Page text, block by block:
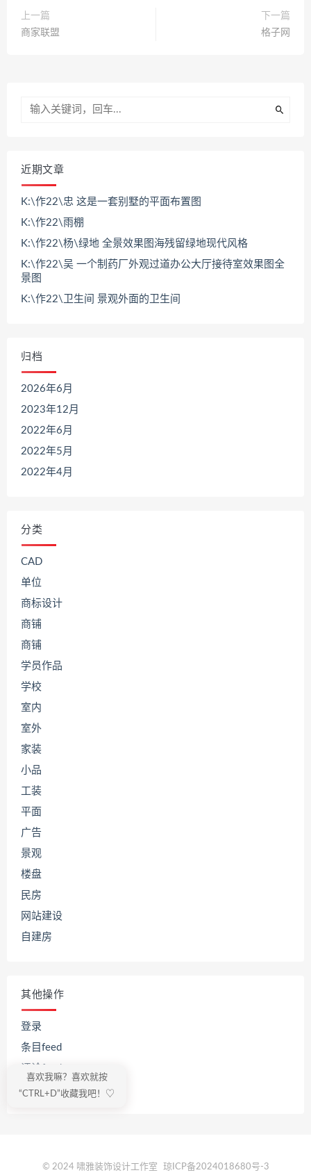
上一篇
商家联盟
下一篇
格子网
近期文章
K:\作22\忠 这是一套别墅的平面布置图
K:\作22\雨棚
K:\作22\杨\绿地 全景效果图海残留绿地现代风格
K:\作22\吴 一个制药厂外观过道办公大厅接待室效果图全
景图
K:\作22\卫生间 景观外面的卫生间
归档
2026年6月
2023年12月
2022年6月
2022年5月
2022年4月
分类
CAD
单位
商标设计
商铺
商铺
学员作品
学校
室内
室外
家装
小品
工装
平面
广告
景观
楼盘
民房
网站建设
自建房
其他操作
登录
条目feed
WordPress.org
© 2024 啸雅装饰设计工作室 琼ICP备2024018680号-3
喜欢我嘛？喜欢就按
“CTRL+D”收藏我吧！♡